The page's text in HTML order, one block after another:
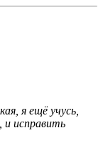
я ещё учусь,
и исправить